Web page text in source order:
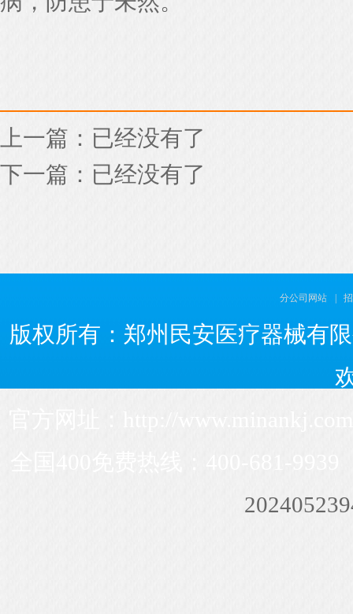
上一篇：已经没有了
下一篇：已经没有了
分公司网站
版权所有：郑州民安医疗器械有